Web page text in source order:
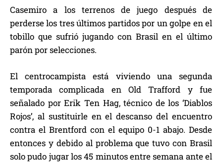
Casemiro a los terrenos de juego después de
perderse los tres últimos partidos por un golpe en el
tobillo que sufrió jugando con Brasil en el último
parón por selecciones.
El centrocampista está viviendo una segunda
temporada complicada en Old Trafford y fue
señalado por Erik Ten Hag, técnico de los ‘Diablos
Rojos’, al sustituirle en el descanso del encuentro
contra el Brentford con el equipo 0-1 abajo. Desde
entonces y debido al problema que tuvo con Brasil
solo pudo jugar los 45 minutos entre semana ante el